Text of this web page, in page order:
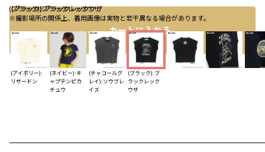
(ブラック):ブラックレックウザ
※撮影場所の関係上、着用画像は実物と若干異なる場合があります。
(ブラック):ブラックレックウザ
(ブラック):ブラックレックウザ
(アイボリー):
リザードン
(ネイビー):キ
ャプテンピカ
チュウ
(チャコールグ
レイ):ソウブレ
イズ
(ブラック):ブ
ラックレック
ウザ
カートに入れる